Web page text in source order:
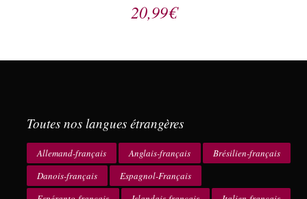
20,99€
Toutes nos langues étrangères
Allemand-français Anglais-français
Brésilien-français
Danois-français
Espagnol-Français